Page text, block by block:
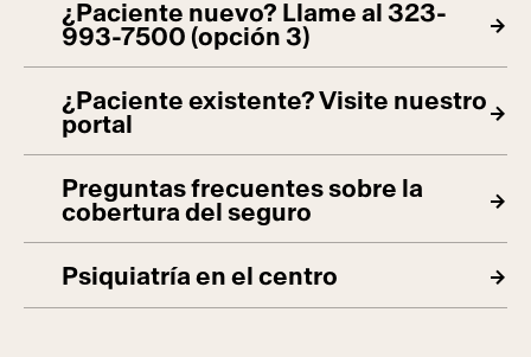
¿Paciente nuevo? Llame al 323-
993-7500 (opción 3)
¿Paciente existente? Visite nuestro
portal
Preguntas frecuentes sobre la
cobertura del seguro
Psiquiatría en el centro